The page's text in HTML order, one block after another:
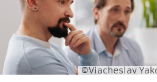
drei
maßgebend
©Viacheslav